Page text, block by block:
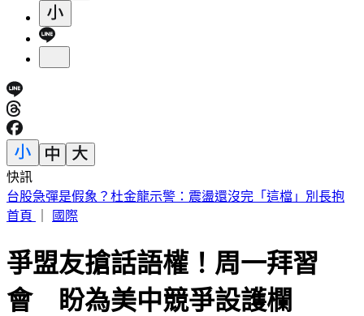
快訊
TVBS 8/9電視獨家LIVE播出《2026 SBS歌謠大戰SUMMER》
首頁
國際
爭盟友搶話語權！周一拜習
會 盼為美中競爭設護欄